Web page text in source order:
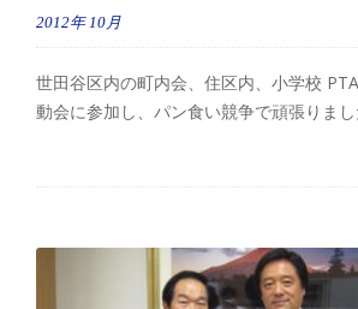
2012年 10月
世田谷区内の町内会、住区内、小学校
動会に参加し、パン食い競争で頑張りまし